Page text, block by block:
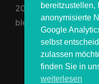
2025 nicht nur
bleibt. 1. …
bereitzustellen,
anonymisierte
Google
selbst
zulassen
finden Sie in
weiterlesen